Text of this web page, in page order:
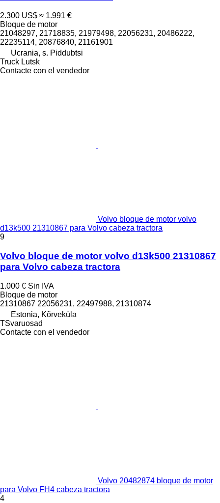
2.300 US$ ≈ 1.991 €
Bloque de motor
21048297, 21718835, 21979498, 22056231, 20486222,
22235114, 20876840, 21161901
Ucrania, s. Piddubtsi
Truck Lutsk
Contacte con el vendedor
Volvo bloque de motor volvo
d13k500 21310867 para Volvo cabeza tractora
9
Volvo bloque de motor volvo d13k500 21310867
para Volvo cabeza tractora
1.000 € Sin IVA
Bloque de motor
21310867 22056231, 22497988, 21310874
Estonia, Kõrveküla
TSvaruosad
Contacte con el vendedor
Volvo 20482874 bloque de motor
para Volvo FH4 cabeza tractora
4